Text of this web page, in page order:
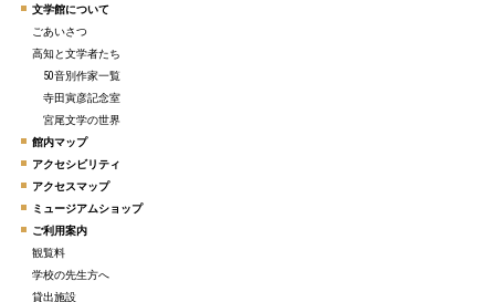
文学館について
ごあいさつ
高知と文学者たち
50音別作家一覧
寺田寅彦記念室
宮尾文学の世界
館内マップ
アクセシビリティ
アクセスマップ
ミュージアムショップ
ご利用案内
観覧料
学校の先生方へ
貸出施設